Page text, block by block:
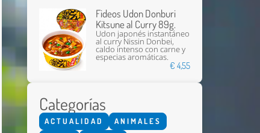
Fideos Udon Donburi
Kitsune al Curry 89g.
Udon japonés instantáneo
al curry Nissin Donbei,
caldo intenso con carne y
especias aromáticas.
€ 4,55
Categorías
ACTUALIDAD
ANIMALES
Enviar